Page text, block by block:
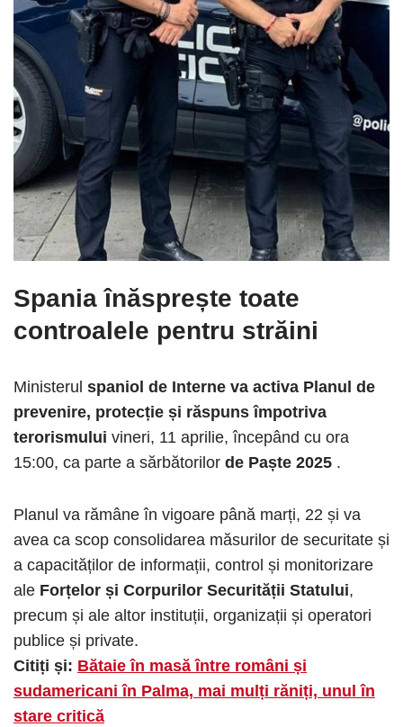
Spania înăsprește toate
controalele pentru străini
Ministerul spaniol de Interne va activa Planul de
prevenire, protecție și răspuns împotriva
terorismului vineri, 11 aprilie, începând cu ora
15:00, ca parte a sărbătorilor de Paște 2025 .
Planul va rămâne în vigoare până marți, 22 și va
avea ca scop consolidarea măsurilor de securitate și
a capacităților de informații, control și monitorizare
ale Forțelor și Corpurilor Securității Statului,
precum și ale altor instituții, organizații și operatori
publice și private.
Citiți și: Bătaie în masă între români și
sudamericani în Palma, mai mulți răniți, unul în
stare critică